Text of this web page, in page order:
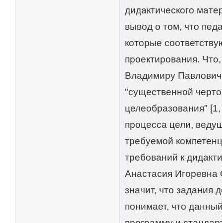
дидактического
вывод о том, что
которые
проектирования.
Владимиру
"существенной
целеобразования"
процесса цели,
требуемой
требований к
Анастасия Игоревна
значит, что задания
понимает, что